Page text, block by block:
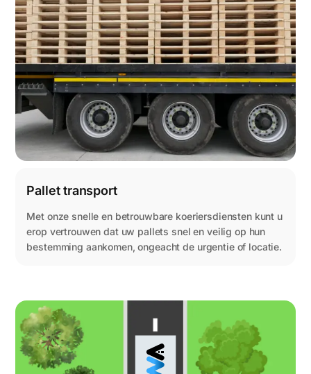
Pallet transport
Met onze snelle en betrouwbare koeriersdiensten kunt u
erop vertrouwen dat uw pallets snel en veilig op hun
bestemming aankomen, ongeacht de urgentie of locatie.